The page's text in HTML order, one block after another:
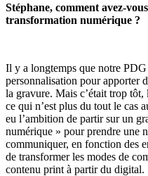
Stéphane, comment avez-
transformation numérique ?
Il y a longtemps que notre
personnalisation pour apporter
la gravure. Mais c’était trop tôt,
ce qui n’est plus du tout le cas
eu l’ambition de partir sur un
numérique » pour prendre une
communiquer, en fonction des
de transformer les modes de
contenu print à partir du digital.